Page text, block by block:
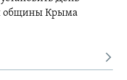
общины Крыма